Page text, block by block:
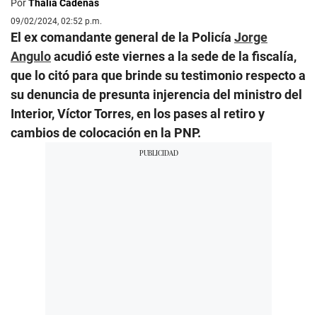
PorThalía Cadenas
09/02/2024, 02:52 p.m.
El ex comandante general de la Policía Jorge
Anguloacudió este viernes a la sede de la fiscalía,
que lo citó para que brinde su testimonio respecto a
su denuncia de presunta injerencia del ministro del
Interior, Víctor Torres, en los pases al retiro y
cambios de colocación en la PNP.